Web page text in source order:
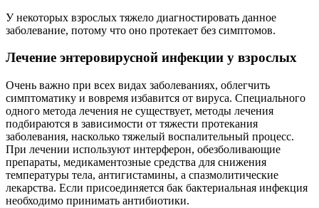
У некоторых взрослых тяжело диагностировать данное
заболевание, потому что оно протекает без симптомов.
Лечение энтеровирусной инфекции у взрослых
Очень важно при всех видах заболеваниях, облегчить
симптоматику и вовремя избавится от вируса. Специального
одного метода лечения не существует, методы лечения
подбираются в зависимости от тяжести протекания
заболевания, насколько тяжелый воспалительный процесс.
При лечении используют интерферон, обезболивающие
препараты, медикаментозные средства для снижения
температуры тела, антигистамины, а спазмолитические
лекарства. Если присоединяется бак бактериальная инфекция
необходимо принимать антибиотики.